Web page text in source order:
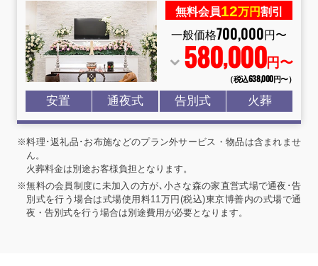
無料会員12万円割引
一般価格700,000円〜
580,000円〜
（税込638,000円〜）
安置 通夜式 告別式 火葬
※料理･返礼品･お布施などのプラン外サービス・物品は含まれませ
ん。
火葬料金は別途お客様負担となります。
※無料の会員制度に未加入の方が､小さな森の家直営式場で通夜･告
別式を行う場合は式場使用料11万円(税込)東京博善内の式場で通
夜・告別式を行う場合は別途費用が必要となります。